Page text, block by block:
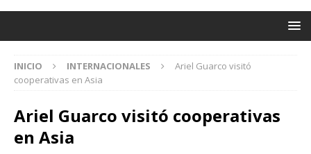
INICIO INTERNACIONALES
Ariel Guarco visitó
cooperativas en Asia
Ariel Guarco visitó cooperativas
en Asia